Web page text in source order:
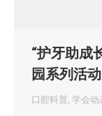
“护牙助成
园系列活
口腔科普, 学会动